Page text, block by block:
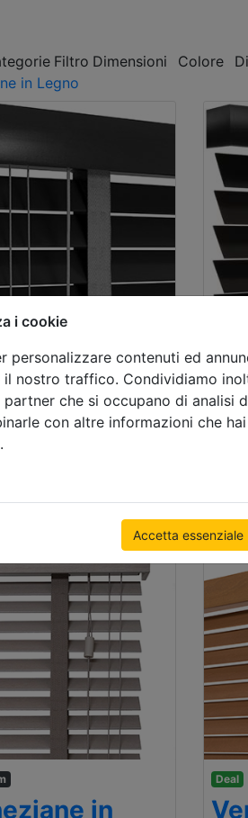
i cookie
personalizzare contenuti ed
il nostro traffico. Condividiamo
che si occupano di analisi
con altre informazioni che
Accetta essenziale
Filtro Dimensioni Colore
in Legno
in
da 50mm
in
Deal